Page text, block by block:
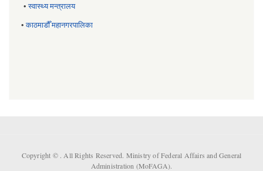
•स्वास्थ्य मन्त्रालय
•काठमाडौँ महानगरपालिका
Copyright © . All Rights Reserved. Ministry of Federal Affairs and General
Administration (MoFAGA).